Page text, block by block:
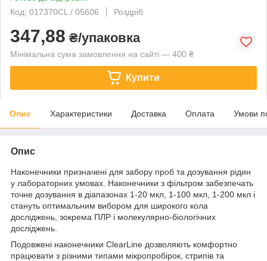
Код: 017370CL / 05606
Роздріб
347,88 ₴/упаковка
Мінімальна сума замовлення на сайті — 400 ₴
Купити
Опис Характеристики Доставка Оплата Умови
Опис
Наконечники призначені для забору проб та дозування рідин
у лабораторних умовах. Наконечники з фільтром забезпечать
точне дозування в діапазонах 1-20 мкл, 1-100 мкл, 1-200 мкл і
стануть оптимальним вибором для широкого кола
досліджень, зокрема ПЛР і молекулярно-біологічних
досліджень.
Подовжені наконечники ClearLine дозволяють комфортно
працювати з різними типами мікропробірок, стрипів та